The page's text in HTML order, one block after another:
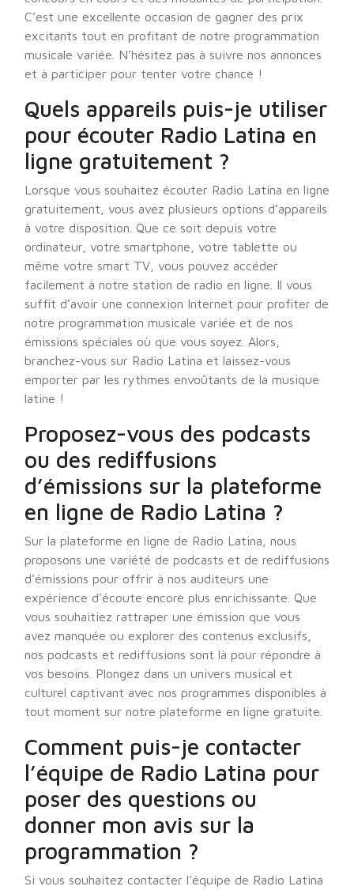
C’est une excellente occasion de gagner des prix
excitants tout en profitant de notre programmation
musicale variée. N’hésitez pas à suivre nos annonces
et à participer pour tenter votre chance !
Quels appareils puis-je utiliser
pour écouter Radio Latina en
ligne gratuitement ?
Lorsque vous souhaitez écouter Radio Latina en ligne
gratuitement, vous avez plusieurs options d’appareils
à votre disposition. Que ce soit depuis votre
ordinateur, votre smartphone, votre tablette ou
même votre smart TV, vous pouvez accéder
facilement à notre station de radio en ligne. Il vous
suffit d’avoir une connexion Internet pour profiter de
notre programmation musicale variée et de nos
émissions spéciales où que vous soyez. Alors,
branchez-vous sur Radio Latina et laissez-vous
emporter par les rythmes envoûtants de la musique
latine !
Proposez-vous des podcasts
ou des rediffusions
d’émissions sur la plateforme
en ligne de Radio Latina ?
Sur la plateforme en ligne de Radio Latina, nous
proposons une variété de podcasts et de rediffusions
d’émissions pour offrir à nos auditeurs une
expérience d’écoute encore plus enrichissante. Que
vous souhaitiez rattraper une émission que vous
avez manquée ou explorer des contenus exclusifs,
nos podcasts et rediffusions sont là pour répondre à
vos besoins. Plongez dans un univers musical et
culturel captivant avec nos programmes disponibles à
tout moment sur notre plateforme en ligne gratuite.
Comment puis-je contacter
l’équipe de Radio Latina pour
poser des questions ou
donner mon avis sur la
programmation ?
Si vous souhaitez contacter l’équipe de Radio Latina